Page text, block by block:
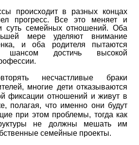
происходит в разных концах
прогресс. Все это меняет и
суть семейных отношений. Оба
мере уделяют внимание
и оба родителя пытаются
шансом достичь высокой
несчастливые браки
многие дети отказываются
фиксации отношений и живут в
полагая, что именно они будут
при этом проблемы, тогда как
не должны мешать им
семейные проекты.